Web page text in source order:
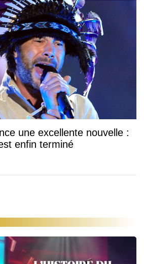
une excellente nouvelle :
enfin terminé